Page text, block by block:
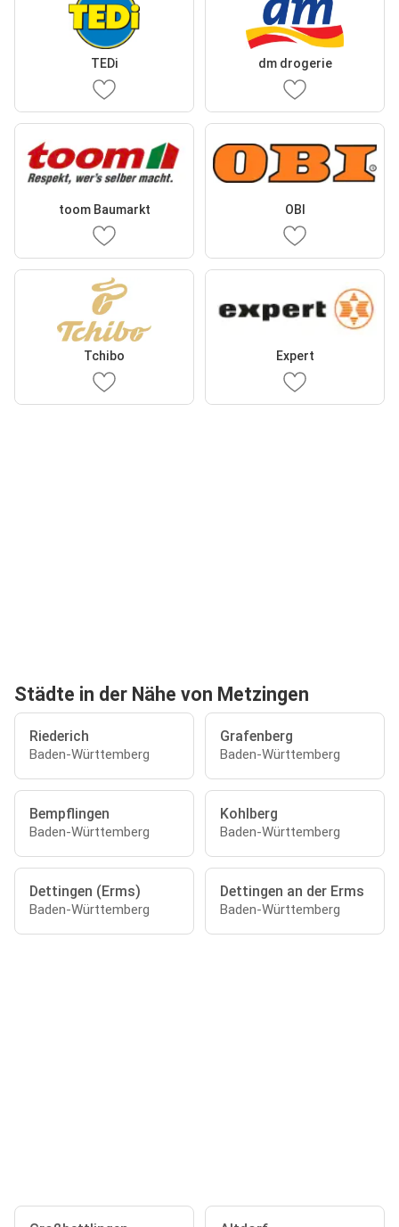
TEDi dm drogerie
toom Baumarkt OBI
Tchibo Expert
Städte in der Nähe von Metzingen
Riederich
Baden-Württemberg
Grafenberg
Baden-Württemberg
Bempflingen
Baden-Württemberg
Kohlberg
Baden-Württemberg
Dettingen (Erms)
Baden-Württemberg
Dettingen an der Erms
Baden-Württemberg